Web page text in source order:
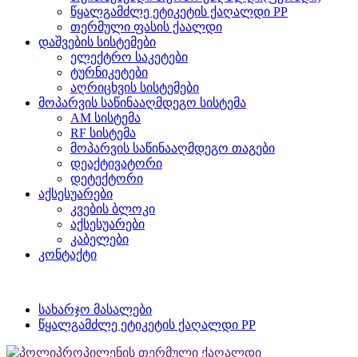
წყალგამძლე ეტიკეტის ქაღალდი PP
თერმული ფასის ქაალდი
დაშვების სისტემები
ელექტრო საკეტები
ტურნიკეტები
აღრიცხვის სისტემები
მოპარვის საწინააღმდეგო სისტემა
AM სისტემა
RF სისტემა
მოპარვის საწინააღმდეგო თაგები
დეაქტივატორი
დეტექტორი
აქსესუარები
კვების ბლოკი
აქსესუარები
კაბელები
კონტაქტი
სახარჯო მასალები
წყალგამძლე ეტიკეტის ქაღალდი PP